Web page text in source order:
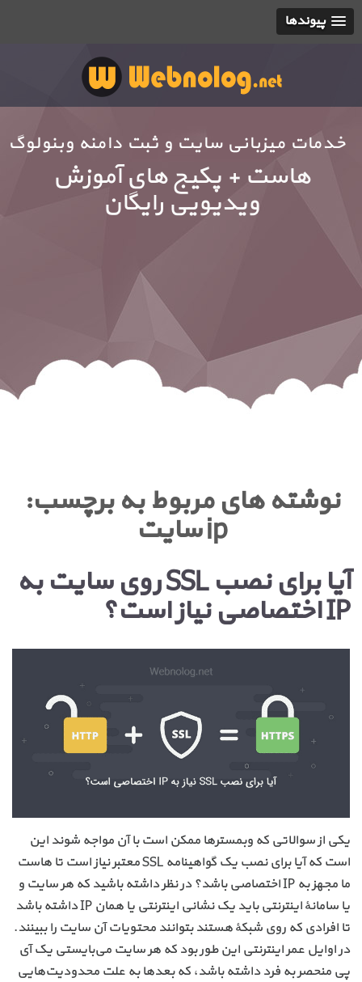
پیوندها
خدمات میزبانی سایت و ثبت دامنه وبنولوگ
هاست + پکیج های آموزش
ویدیویی رایگان
نوشته های مربوط به برچسب:
ip سایت
آیا برای نصب SSL روی سایت به
IP اختصاصی نیاز است؟
یکی از سوالاتی که وبمسترها ممکن است با آن مواجه شوند این
است که آیا برای نصب یک گواهینامه SSL معتبر نیاز است تا هاست
ما مجهز به IP اختصاصی باشد؟ در نظر داشته باشید که هر سایت و
یا سامانهٔ اینترنتی باید یک نشانی اینترنتی یا همان IP داشته باشد
تا افرادی که روی شبکهٔ هستند بتوانند محتویات آن سایت را ببینند.
در اوایل عمر اینترنتی این طور بود که هر سایت می‌بایستی یک آی
پی منحصر به فرد داشته باشد، که بعدها به علت محدودیت‌هایی